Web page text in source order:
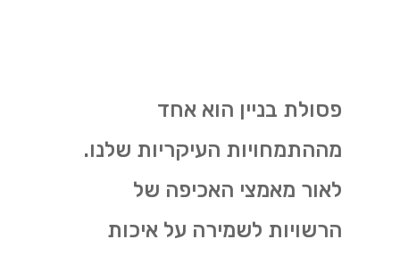
פסולת בניין הוא אחד
מההתמחויות העיקריות שלנו.
לאור מאמצי האכיפה של
הרשויות לשמירה על איכות